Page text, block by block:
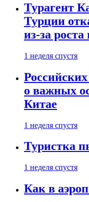
Турагент
Турции
из-за
1 неделя спустя
о важных
Китае
1 неделя спустя
Туристка
1 неделя спустя
Как в